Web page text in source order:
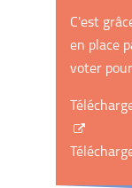
C'est
en place
voter